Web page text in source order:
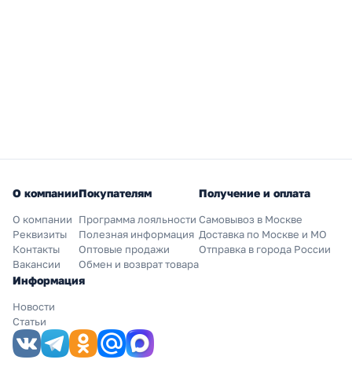
О компании
О компании
Реквизиты
Контакты
Вакансии
Покупателям
Программа лояльности
Полезная информация
Оптовые продажи
Обмен и возврат товара
Получение и оплата
Самовывоз в Москве
Доставка по Москве и МО
Отправка в города России
Информация
Новости
Статьи